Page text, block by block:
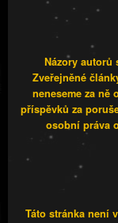
Názory autorů
Zveřejněné
neneseme za ně
příspěvků za
osobní práva
Táto stránka není